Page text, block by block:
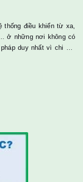
thống điều khiển từ xa,
ở những nơi không có
duy nhất vì chi phí
Modul sim 800L kết
các bạn có thể làm
dụng vào thực tế như